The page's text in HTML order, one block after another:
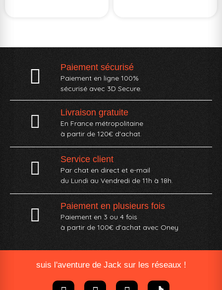
Paiement sécurisé
Paiement en ligne 100%
sécurisé avec 3D Secure.
Livraison gratuite
En France métropolitaine
à partir de 120€ d'achat.
Service client
Par chat en direct et e-mail
du Lundi au Vendredi de 11h à 18h.
Paiement en plusieurs fois
Paiement en 3 ou 4 fois
à partir de 100€ d'achat avec Oney​
suis l'aventure de Jack sur les réseaux !